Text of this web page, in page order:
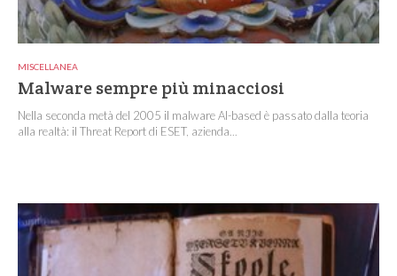
MISCELLANEA
Malware sempre più minacciosi
Nella seconda metà del 2005 il malware AI-based è passato dalla teoria
alla realtà: il Threat Report di ESET, azienda...